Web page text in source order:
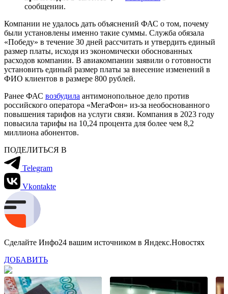
сообщении.
Компании не удалось дать объяснений ФАС о том, почему
были установлены именно такие суммы. Служба обязала
«Победу» в течение 30 дней рассчитать и утвердить единый
размер платы, исходя из экономически обоснованных
расходов компании. В авиакомпании заявили о готовности
установить единый размер платы за внесение изменений в
ФИО клиентов в размере 800 рублей.
Ранее ФАС возбудила антимонопольное дело против
российского оператора «МегаФон» из-за необоснованного
повышения тарифов на услуги связи. Компания в 2023 году
повысила тарифы на 10,24 процента для более чем 8,2
миллиона абонентов.
ПОДЕЛИТЬСЯ В
Telegram
Vkontakte
Сделайте Инфо24 вашим источником в Яндекс.Новостях
ДОБАВИТЬ